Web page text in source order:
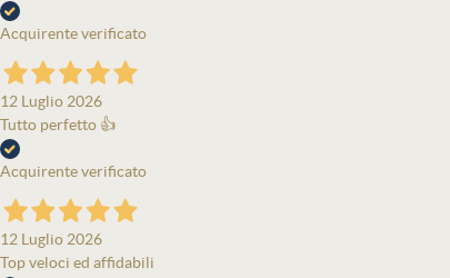
Acquirente verificato
12 Luglio 2026
Tutto perfetto 👍
Acquirente verificato
12 Luglio 2026
Top veloci ed affidabili